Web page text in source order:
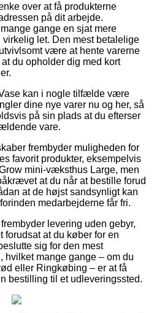
over at få produkterne
på dit arbejde.
gange en sjat mere
let. Den mest betalelige
være at hente varerne
du opholder dig med kort
kan i nogle tilfælde være
dine nye varer nu og her, så
på sin plads at du efterser
vare.
frembyder muligheden for
favorit produkter, eksempelvis
mini-væksthus Large, men
at du når at bestille forud
at de højst sandsynligt kan
medarbejderne får fri.
levering uden gebyr,
at du køber for en
sig for den mest
hvilket mange gange – om du
eller Ringkøbing – er at få
bestilling til et udleveringssted.